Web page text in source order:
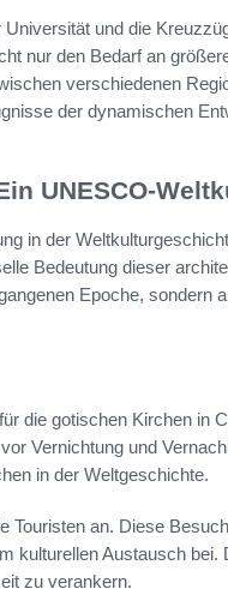
und die
nur den Bedarf an
verschiedenen
der dynamischen
UNESCO-
in der
Bedeutung dieser
Epoche, sondern
für die gotischen Kirchen in
Vernichtung und
in der Weltgeschichte.
Touristen an. Diese
kulturellen Austausch bei.
zu verankern.